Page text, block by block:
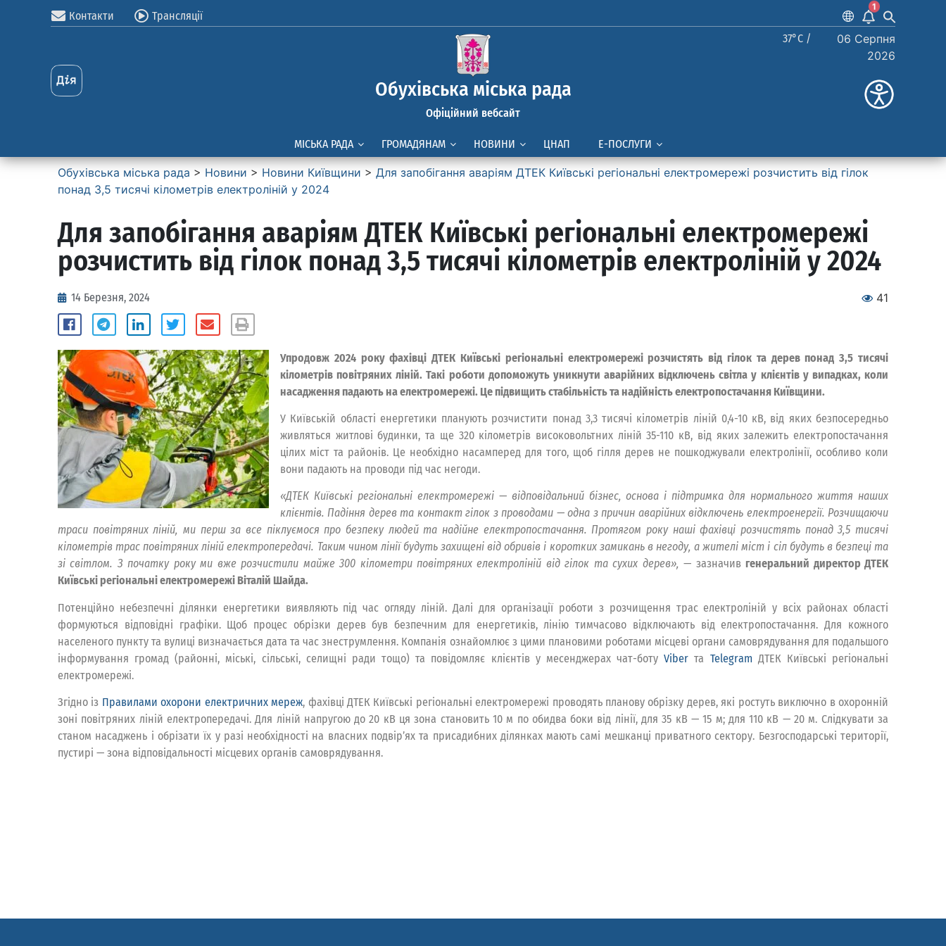
Контакти Трансляції
1
Обухівська міська рада
Офіційний вебсайт
37°C /
06 Серпня
2026
МІСЬКА РАДА ГРОМАДЯНАМ НОВИНИ ЦНАП Е-ПОСЛУГИ
Обухівська міська рада > Новини > Новини Київщини > Для запобігання аваріям ДТЕК Київські регіональні електромережі розчистить від гілок
понад 3,5 тисячі кілометрів електроліній у 2024
Для запобігання аваріям ДТЕК Київські регіональні електромережі
розчистить від гілок понад 3,5 тисячі кілометрів електроліній у 2024
14 Березня, 2024 41
Упродовж 2024 року фахівці ДТЕК Київські регіональні електромережі розчистять від гілок та дерев понад 3,5 тисячі
кілометрів повітряних ліній. Такі роботи допоможуть уникнути аварійних відключень світла у клієнтів у випадках, коли
насадження падають на електромережі. Це підвищить стабільність та надійність електропостачання Київщини.
У Київській області енергетики планують розчистити понад 3,3 тисячі кілометрів ліній 0,4-10 кВ, від яких безпосередньо
живляться житлові будинки, та ще 320 кілометрів високовольтних ліній 35-110 кВ, від яких залежить електропостачання
цілих міст та районів. Це необхідно насамперед для того, щоб гілля дерев не пошкоджували електролінії, особливо коли
вони падають на проводи під час негоди.
«ДТЕК Київські регіональні електромережі — відповідальний бізнес, основа і підтримка для нормального життя наших
клієнтів. Падіння дерев та контакт гілок з проводами — одна з причин аварійних відключень електроенергії. Розчищаючи
траси повітряних ліній, ми перш за все піклуємося про безпеку людей та надійне електропостачання. Протягом року наші фахівці розчистять понад 3,5 тисячі
кілометрів трас повітряних ліній електропередачі. Таким чином лінії будуть захищені від обривів і коротких замикань в негоду, а жителі міст і сіл будуть в безпеці та
зі світлом. З початку року ми вже розчистили майже 300 кілометри повітряних електроліній від гілок та сухих дерев», — зазначив генеральний директор ДТЕК
Київські регіональні електромережі Віталій Шайда.
Потенційно небезпечні ділянки енергетики виявляють під час огляду ліній. Далі для організації роботи з розчищення трас електроліній у всіх районах області
формуються відповідні графіки. Щоб процес обрізки дерев був безпечним для енергетиків, лінію тимчасово відключають від електропостачання. Для кожного
населеного пункту та вулиці визначається дата та час знеструмлення. Компанія ознайомлює з цими плановими роботами місцеві органи самоврядування для подальшого
інформування громад (районні, міські, сільські, селищні ради тощо) та повідомляє клієнтів у месенджерах чат-ботуViber та Telegram ДТЕК Київські регіональні
електромережі.
Згідно із Правилами охорони електричних мереж, фахівці ДТЕК Київські регіональні електромережі проводять планову обрізку дерев, які ростуть виключно в охоронній
зоні повітряних ліній електропередачі. Для ліній напругою до 20 кВ ця зона становить 10 м по обидва боки від лінії, для 35 кВ — 15 м; для 110 кВ — 20 м. Слідкувати за
станом насаджень і обрізати їх у разі необхідності на власних подвір’ях та присадибних ділянках мають самі мешканці приватного сектору. Безгосподарські території,
пустирі — зона відповідальності місцевих органів самоврядування.